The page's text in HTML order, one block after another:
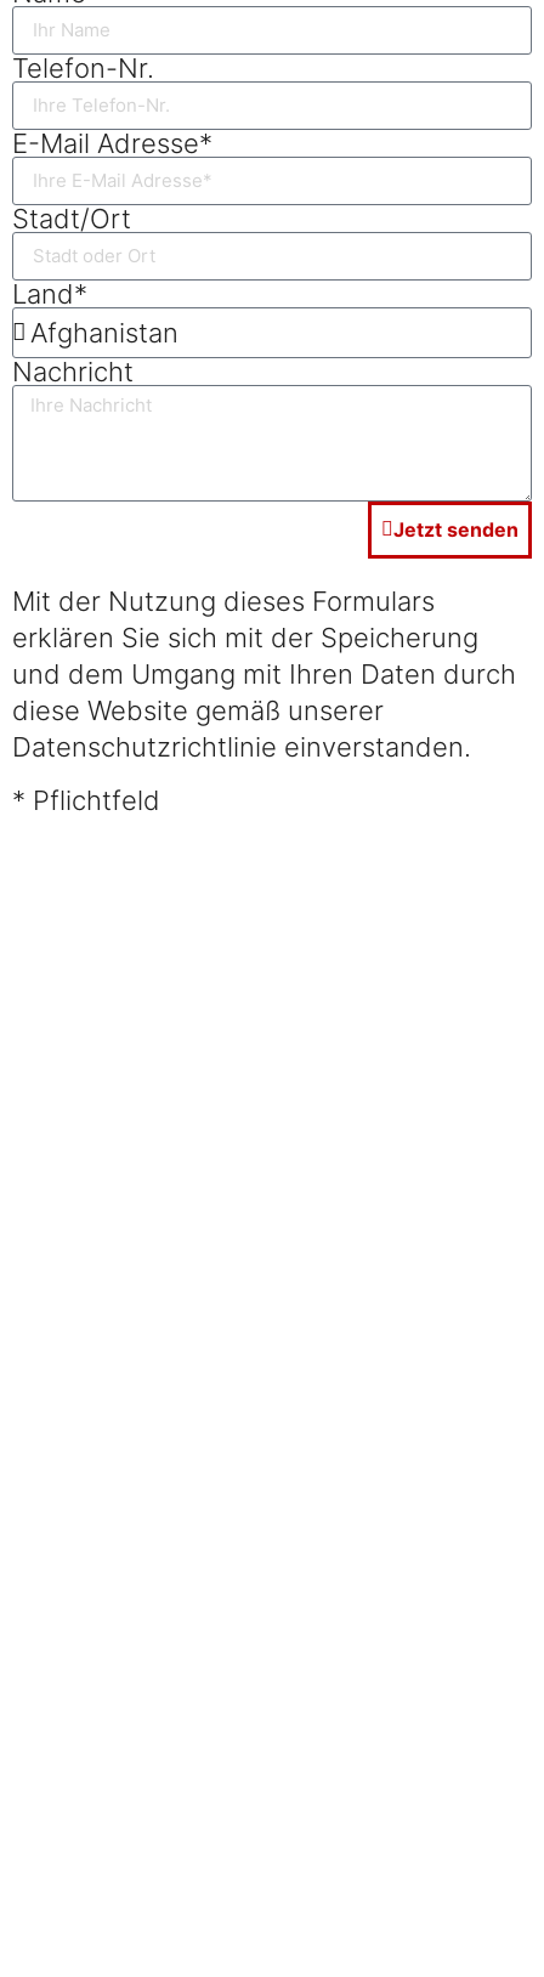
Telefon-Nr.
E-Mail Adresse*
Stadt/Ort
Land*
Nachricht
Jetzt senden
Mit der Nutzung dieses Formulars
erklären Sie sich mit der Speicherung
und dem Umgang mit Ihren Daten durch
diese Website gemäß unserer
Datenschutzrichtlinie einverstanden.
* Pflichtfeld